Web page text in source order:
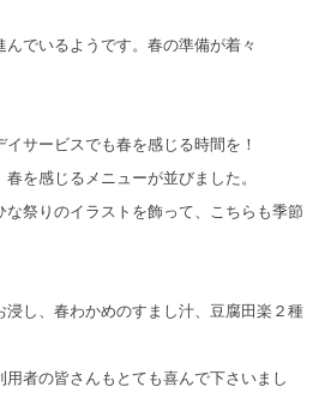
でいるようです。春の準備が着々
サービスでも春を感じる時間を！
を感じるメニューが並びました。
祭りのイラストを飾って、こちらも季節
浸し、春わかめのすまし汁、豆腐田楽２種
者の皆さんもとても喜んで下さいまし